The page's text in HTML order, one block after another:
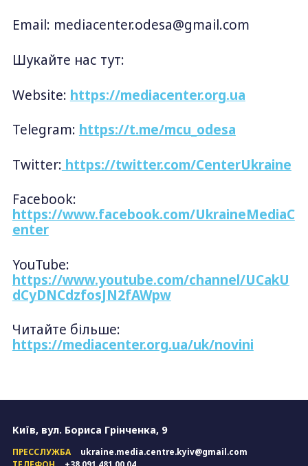
Email: mediacenter.odesa@gmail.com
Шукайте нас тут:
Website: https://mediacenter.org.ua
Telegram: https://t.me/mcu_odesa
Twitter: https://twitter.com/CenterUkraine
Facebook:
https://www.facebook.com/UkraineMediaC
enter
YouTube:
https://www.youtube.com/channel/UCakU
dCyDNCdzfosJN2fAWpw
Читайте більше:
https://mediacenter.org.ua/uk/novini
Київ, вул. Бориса Грінченка, 9
ПРЕССЛУЖБА
ukraine.media.centre.kyiv@gmail.com